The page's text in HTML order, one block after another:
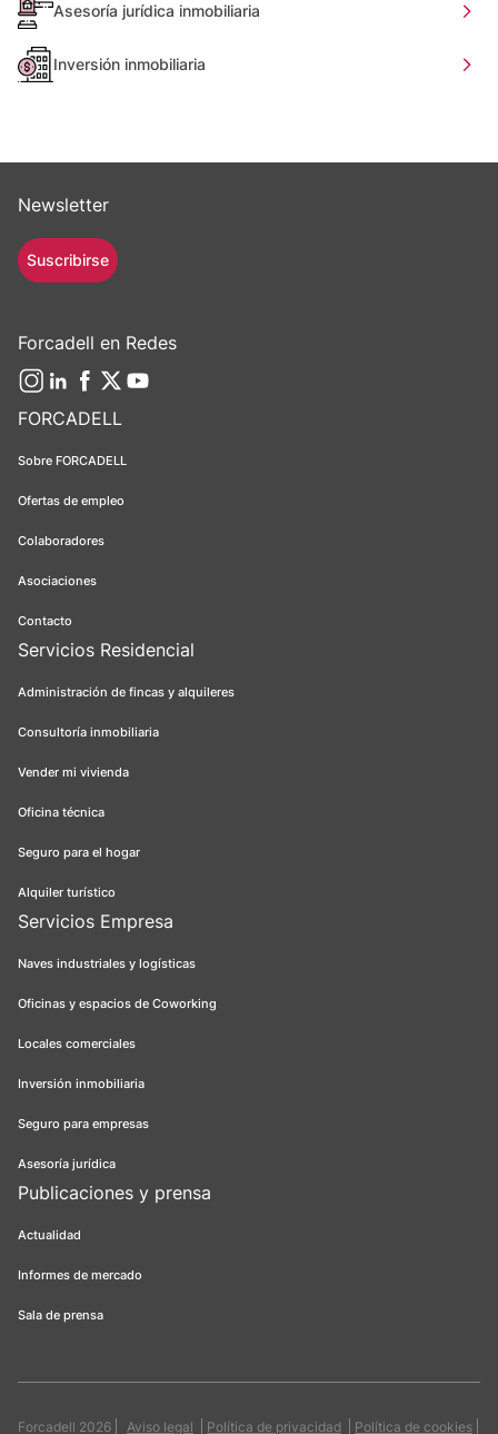
Asesoría jurídica inmobiliaria
Inversión inmobiliaria
FORCADELL
Sobre FORCADELL
Ofertas de empleo
Colaboradores
Asociaciones
Contacto
Servicios Residencial
Administración de fincas y alquileres
Consultoría inmobiliaria
Vender mi vivienda
Oficina técnica
Seguro para el hogar
Alquiler turístico
Servicios Empresa
Naves industriales y logísticas
Oficinas y espacios de Coworking
Locales comerciales
Inversión inmobiliaria
Seguro para empresas
Asesoría jurídica
Publicaciones y prensa
Actualidad
Informes de mercado
Sala de prensa
Newsletter
Suscribirse
Forcadell en Redes
Forcadell 2026 Aviso legal Política de privacidad Política de cookies